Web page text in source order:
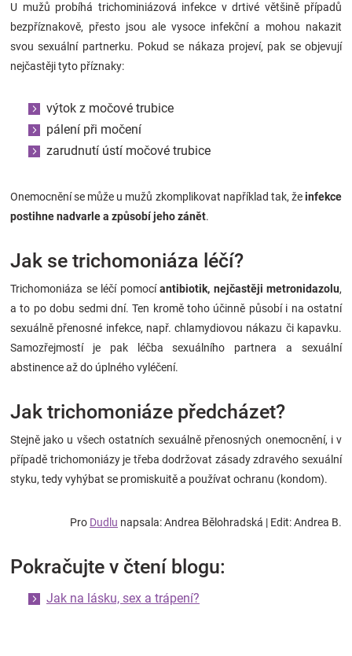
U mužů probíhá trichominiázová infekce v drtivé většině případů
bezpříznakově, přesto jsou ale vysoce infekční a mohou nakazit
svou sexuální partnerku. Pokud se nákaza projeví, pak se objevují
nejčastěji tyto příznaky:
výtok z močové trubice
pálení při močení
zarudnutí ústí močové trubice
Onemocnění se může u mužů zkomplikovat například tak, žeinfekce
postihne nadvarle a způsobí jeho zánět.
Jak se trichomoniáza léčí?
Trichomoniáza se léčí pomocíantibiotik, nejčastěji metronidazolu,
a to po dobu sedmi dní. Ten kromě toho účinně působí i na ostatní
sexuálně přenosné infekce, např. chlamydiovou nákazu či kapavku.
Samozřejmostí je pak léčba sexuálního partnera a sexuální
abstinence až do úplného vyléčení.
Jak trichomoniáze předcházet?
Stejně jako u všech ostatních sexuálně přenosných onemocnění, i v
případě trichomoniázy je třeba dodržovat zásady zdravého sexuální
styku, tedy vyhýbat se promiskuitě a používat ochranu (kondom).
Pro Dudlu napsala: Andrea Bělohradská | Edit: Andrea B.
Pokračujte v čtení blogu:
Jak na lásku, sex a trápení?